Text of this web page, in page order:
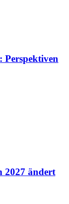
Perspektiven
2027 ändert